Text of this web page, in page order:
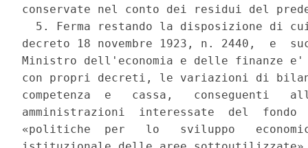
conservate nel conto dei residui del
5. Ferma restando la disposizione di
decreto 18 novembre 1923, n. 2440,  e
Ministro dell'economia e delle finanze
con propri decreti, le variazioni di
competenza  e   cassa,   conseguenti
amministrazioni  interessate  del
«politiche  per   lo   sviluppo